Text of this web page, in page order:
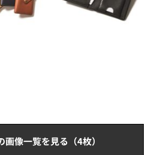
画像一覧を見る（4枚）